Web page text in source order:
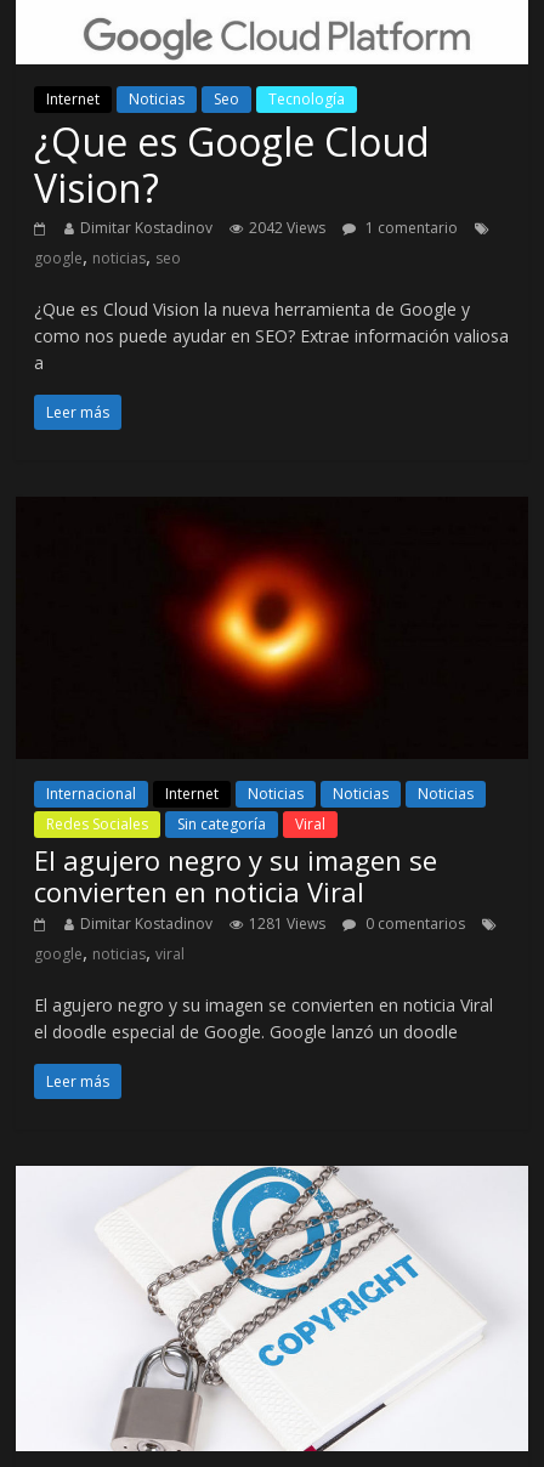
Internet Noticias Seo Tecnología
¿Que es Google Cloud
Vision?
Dimitar Kostadinov 2042 Views
1 comentario
google, noticias, seo
¿Que es Cloud Vision la nueva herramienta de Google y
como nos puede ayudar en SEO? Extrae información valiosa
a
Leer más
Internacional Internet Noticias Noticias
Noticias
Redes Sociales
Sin categoría Viral
El agujero negro y su imagen se
convierten en noticia Viral
Dimitar Kostadinov 1281 Views
0 comentarios
google, noticias,viral
El agujero negro y su imagen se convierten en noticia Viral
el doodle especial de Google. Google lanzó un doodle
Leer más